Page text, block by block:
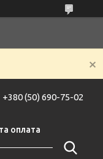
+380 (50) 690-75-02
оплата